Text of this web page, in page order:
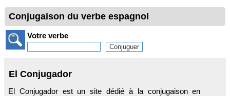
Conjugaison du verbe espagnol
Votre verbe
El Conjugador
El Conjugador est un site dédié à la conjugaison en